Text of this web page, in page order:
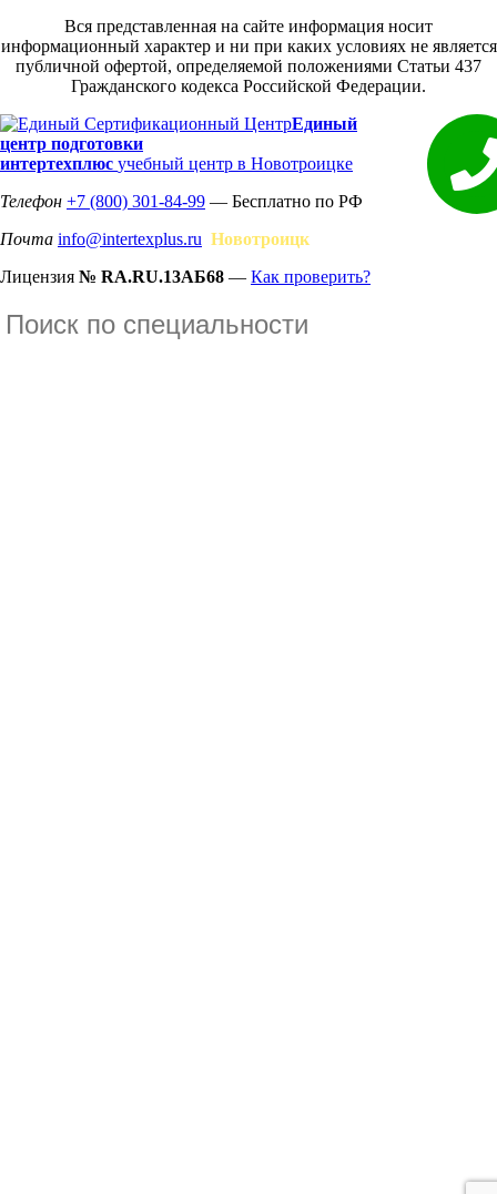
Вся представленная на сайте информация носит
информационный характер и ни при каких условиях не является
публичной офертой, определяемой положениями Статьи 437
Гражданского кодекса Российской Федерации.
Единый
центр подготовки
интертехплюс учебный центр в Новотроицке
Телефон +7 (800) 301-84-99 — Бесплатно по РФ
Почта info@intertexplus.ru Новотроицк
Лицензия № RA.RU.13АБ68 — Как проверить?